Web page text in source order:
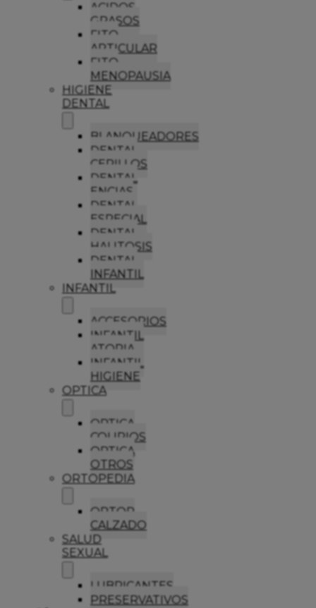
ACIDOS
GRASOS
FITO
ARTICULAR
FITO
MENOPAUSIA
HIGIENE
DENTAL
BLANQUEADORES
DENTAL
CEPILLOS
DENTAL
ENCIAS
DENTAL
ESPECIAL
DENTAL
HALITOSIS
DENTAL
INFANTIL
INFANTIL
ACCESORIOS
INFANTIL
ATOPIA
INFANTIL
HIGIENE
OPTICA
OPTICA
COLIRIOS
OPTICA
OTROS
ORTOPEDIA
ORTOP
CALZADO
SALUD
SEXUAL
LUBRICANTES
PRESERVATIVOS